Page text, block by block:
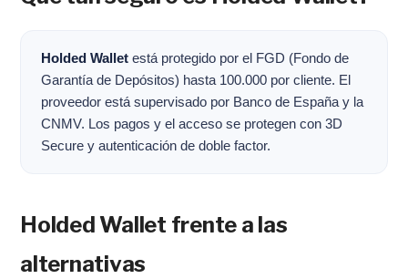
Holded Wallet está protegido por el FGD (Fondo de
Garantía de Depósitos) hasta 100.000 por cliente. El
proveedor está supervisado por Banco de España y la
CNMV. Los pagos y el acceso se protegen con 3D
Secure y autenticación de doble factor.
Holded Wallet frente a las
alternativas